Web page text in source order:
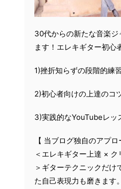
30代からの新たな音楽ジ
ます！エレキギター初心
1)挫折知らずの段階的練
2)初心者向けの上達のコ
3)実践的なYouTubeレッ
【 当ブログ独自のアプロ
＜エレキギター上達 ×
＞ギターテクニックだけ
た自己表現力も磨きます。